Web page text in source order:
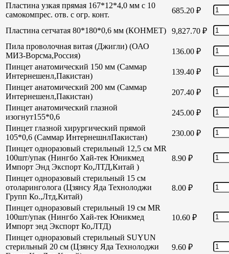
Пластина узкая прямая 167*12*4,0 мм с 10
самокомпрес. отв. с огр. конт.
685.20 ₽
Пластина сетчатая 80*180*0,6 мм (КОНМЕТ) 9,827.70 ₽
Пила проволочная витая (Джигли) (ОАО
МИЗ-Ворсма,Россия)
136.00 ₽
Пинцет анатомический 150 мм (Саммар
Интернешенл,Пакистан)
139.40 ₽
Пинцет анатомический 200 мм (Саммар
Интернешенл,Пакистан)
207.40 ₽
Пинцет анатомический глазной
изогнут155*0,6
245.00 ₽
Пинцет глазной хирургический прямой
105*0,6 (Саммар ИнтернешнлПакистан)
230.00 ₽
Пинцет одноразовый стерильный 12,5 см MR
100шт/упак (Нингбо Хай-тек Юникмед
Импорт Энд Экспорт Ко,ЛТД,Китай )
8.90 ₽
Пинцет одноразовый стерильный 15 см
отоларинголога (Цзянсу Яда Технолоджи
Групп Ко.,Лтд,Китай)
8.00 ₽
Пинцет одноразовый стерильный 19 см MR
100шт/упак (Нингбо Хай-тек Юникмед
Импорт энд Экспорт Ко,ЛТД)
10.60 ₽
Пинцет одноразовый стерильный SUYUN
стерильный 20 см (Цзянсу Яда Технолоджи
9.60 ₽